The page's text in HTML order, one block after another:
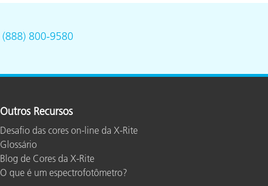
(888) 800-9580
Outros Recursos
Desafio das cores on-line da X-Rite
Glossário
Blog de Cores da X-Rite
O que é um espectrofotômetro?